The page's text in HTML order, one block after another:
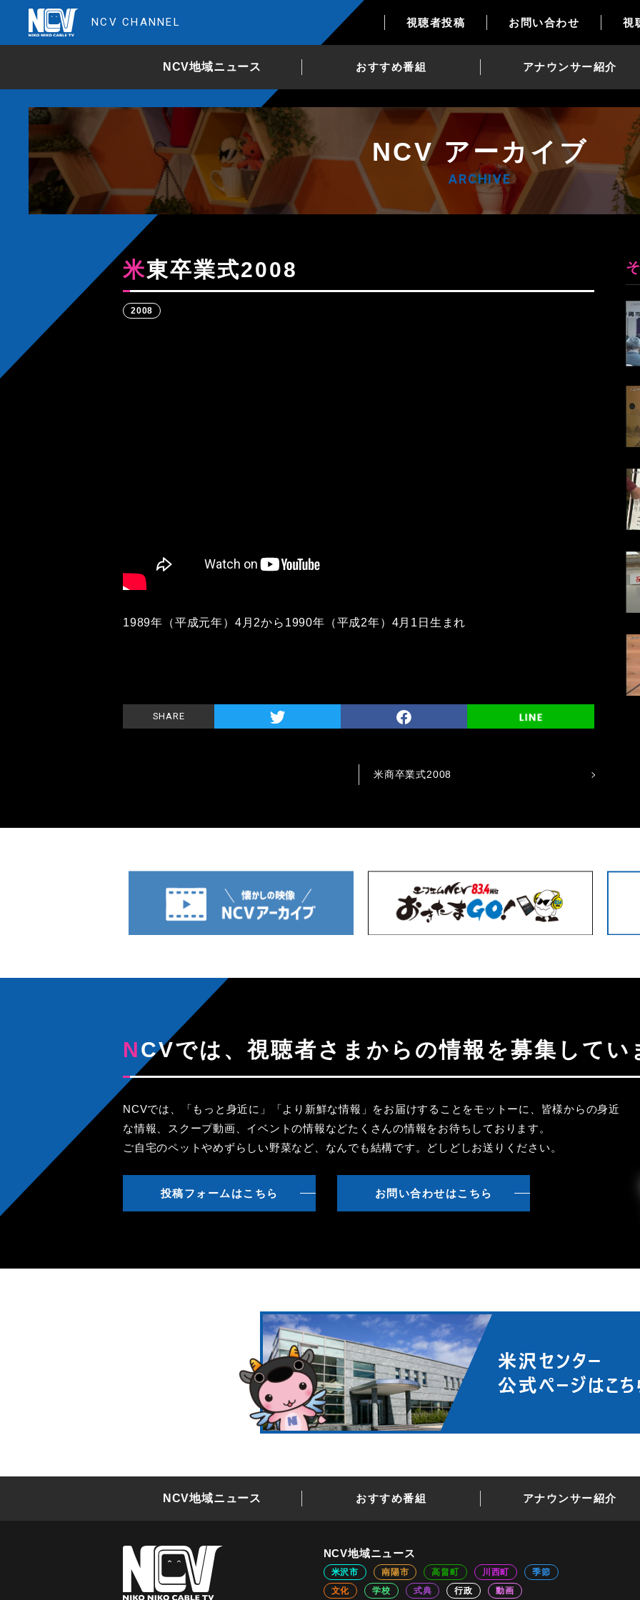
NCV CHANNEL 視聴者投稿 お問い合わせ 視
NCV地域ニュース おすすめ番組 アナウンサー紹介
NCV アーカイブ
ARCHIVE
米東卒業式2008
2008
1989年（平成元年）4月2から1990年（平成2年）4月1日生まれ
SHARE
米商卒業式2008
NCVでは、視聴者さまからの情報を募集してい
NCVでは、「もっと身近に」「より新鮮な情報」をお届けすることをモットーに、皆様からの身近
な情報、スクープ動画、イベントの情報などたくさんの情報をお待ちしております。
ご自宅のペットやめずらしい野菜など、なんでも結構です。どしどしお送りください。
投稿フォームはこちら お問い合わせはこちら
NCV地域ニュース おすすめ番組 アナウンサー紹介
NCV地域ニュース
米沢市 南陽市 高畠町 川西町
季節
文化
学校 式典 行政 動画